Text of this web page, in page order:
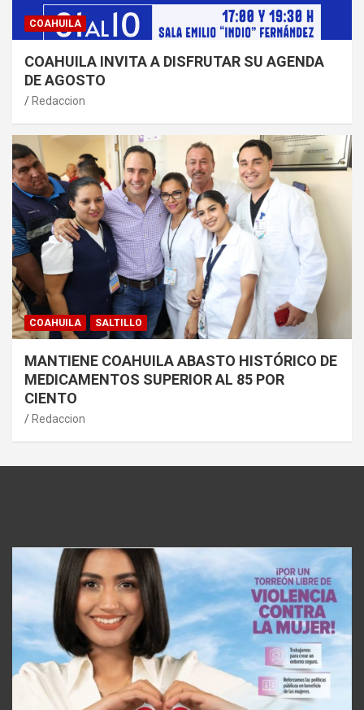
COAHUILA
COAHUILA INVITA A DISFRUTAR SU AGENDA
DE AGOSTO
Redaccion
COAHUILA SALTILLO
MANTIENE COAHUILA ABASTO HISTÓRICO DE
MEDICAMENTOS SUPERIOR AL 85 POR
CIENTO
Redaccion